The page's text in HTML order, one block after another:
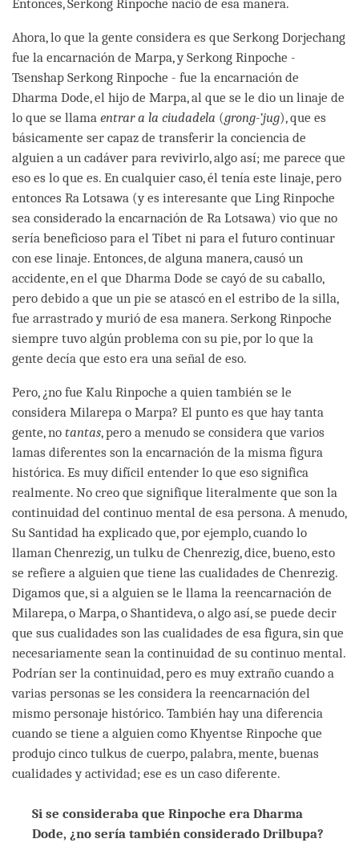
Entonces, Serkong Rinpoche nació de esa manera.
Ahora, lo que la gente considera es que Serkong Dorjechang
fue la encarnación de Marpa, y Serkong Rinpoche -
Tsenshap Serkong Rinpoche - fue la encarnación de
Dharma Dode, el hijo de Marpa, al que se le dio un linaje de
lo que se llama entrar a la ciudadela (grong-’jug), que es
básicamente ser capaz de transferir la conciencia de
alguien a un cadáver para revivirlo, algo así; me parece que
eso es lo que es. En cualquier caso, él tenía este linaje, pero
entonces Ra Lotsawa (y es interesante que Ling Rinpoche
sea considerado la encarnación de Ra Lotsawa) vio que no
sería beneficioso para el Tíbet ni para el futuro continuar
con ese linaje. Entonces, de alguna manera, causó un
accidente, en el que Dharma Dode se cayó de su caballo,
pero debido a que un pie se atascó en el estribo de la silla,
fue arrastrado y murió de esa manera. Serkong Rinpoche
siempre tuvo algún problema con su pie, por lo que la
gente decía que esto era una señal de eso.
Pero, ¿no fue Kalu Rinpoche a quien también se le
considera Milarepa o Marpa? El punto es que hay tanta
gente, no tantas, pero a menudo se considera que varios
lamas diferentes son la encarnación de la misma figura
histórica. Es muy difícil entender lo que eso significa
realmente. No creo que signifique literalmente que son la
continuidad del continuo mental de esa persona. A menudo,
Su Santidad ha explicado que, por ejemplo, cuando lo
llaman Chenrezig, un tulku de Chenrezig, dice, bueno, esto
se refiere a alguien que tiene las cualidades de Chenrezig.
Digamos que, si a alguien se le llama la reencarnación de
Milarepa, o Marpa, o Shantideva, o algo así, se puede decir
que sus cualidades son las cualidades de esa figura, sin que
necesariamente sean la continuidad de su continuo mental.
Podrían ser la continuidad, pero es muy extraño cuando a
varias personas se les considera la reencarnación del
mismo personaje histórico. También hay una diferencia
cuando se tiene a alguien como Khyentse Rinpoche que
produjo cinco tulkus de cuerpo, palabra, mente, buenas
cualidades y actividad; ese es un caso diferente.
Si se consideraba que Rinpoche era Dharma
Dode, ¿no sería también considerado Drilbupa?